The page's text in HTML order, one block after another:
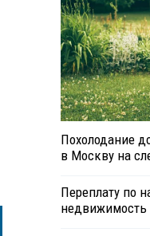
Похолодание
в Москву на
Переплату по
недвижимость